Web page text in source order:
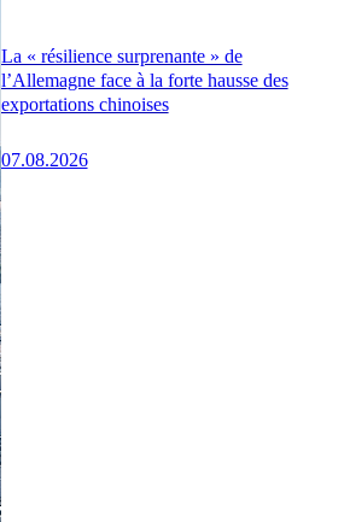
La « résilience surprenante » de
l’Allemagne face à la forte hausse des
exportations chinoises
07.08.2026